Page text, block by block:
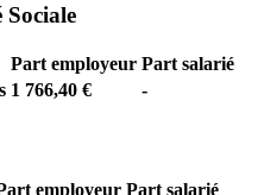
Sociale
Part employeur Part salarié
1 766,40 € -
employeur Part salarié